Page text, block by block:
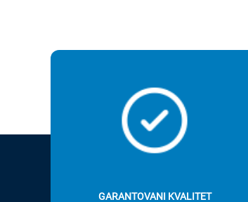
GARANTOVANI KVALITET